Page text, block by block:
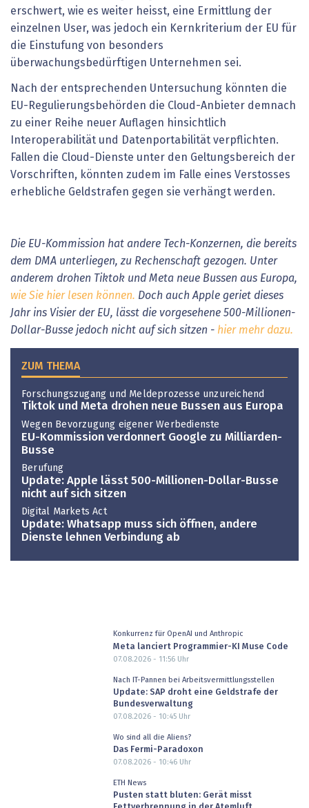
erschwert, wie es weiter heisst, eine Ermittlung der
einzelnen User, was jedoch ein Kernkriterium der EU für
die Einstufung von besonders
überwachungsbedürftigen Unternehmen sei.
Nach der entsprechenden Untersuchung könnten die
EU-Regulierungsbehörden die Cloud-Anbieter demnach
zu einer Reihe neuer Auflagen hinsichtlich
Interoperabilität und Datenportabilität verpflichten.
Fallen die Cloud-Dienste unter den Geltungsbereich der
Vorschriften, könnten zudem im Falle eines Verstosses
erhebliche Geldstrafen gegen sie verhängt werden.
Die EU-Kommission hat andere Tech-Konzernen, die bereits
dem DMA unterliegen, zu Rechenschaft gezogen. Unter
anderem drohen Tiktok und Meta neue Bussen aus Europa,
wie Sie hier lesen können. Doch auch Apple geriet dieses
Jahr ins Visier der EU, lässt die vorgesehene 500-Millionen-
Dollar-Busse jedoch nicht auf sich sitzen - hier mehr dazu.
ZUM THEMA
Forschungszugang und Meldeprozesse unzureichend
Tiktok und Meta drohen neue Bussen aus Europa
Wegen Bevorzugung eigener Werbedienste
EU-Kommission verdonnert Google zu Milliarden-
Busse
Berufung
Update: Apple lässt 500-Millionen-Dollar-Busse
nicht auf sich sitzen
Digital Markets Act
Update: Whatsapp muss sich öffnen, andere
Dienste lehnen Verbindung ab
Konkurrenz für OpenAI und Anthropic
Meta lanciert Programmier-KI Muse Code
07.08.2026 - 11:56Uhr
Nach IT-Pannen bei Arbeitsvermittlungsstellen
Update: SAP droht eine Geldstrafe der
Bundesverwaltung
07.08.2026 - 10:45Uhr
Wo sind all die Aliens?
Das Fermi-Paradoxon
07.08.2026 - 10:46Uhr
ETH News
Pusten statt bluten: Gerät misst